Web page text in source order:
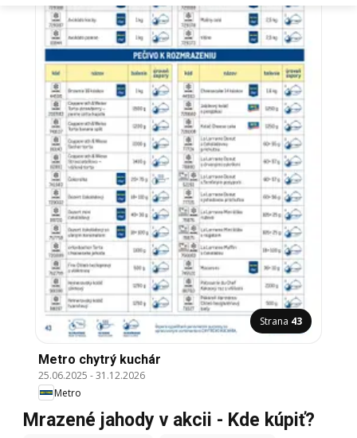
Strana 43
Metro chytrý kuchár
25.06.2025 -31.12.2026
Metro
Mrazené jahody v akcii - Kde kúpiť?